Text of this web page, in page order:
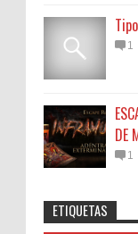
1
DE
1
45N
ETIQUETAS